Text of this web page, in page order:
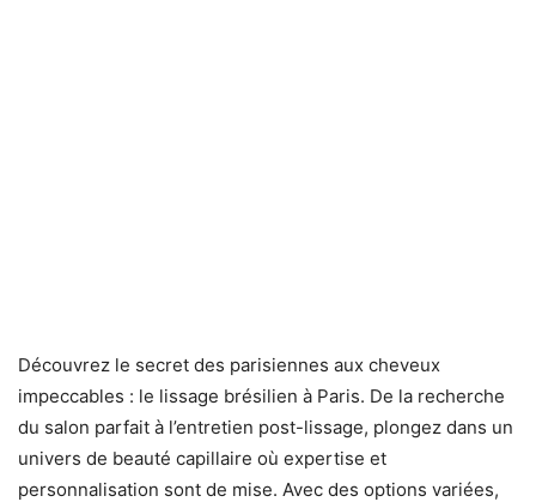
Découvrez le secret des parisiennes aux cheveux
impeccables : le lissage brésilien à Paris. De la recherche
du salon parfait à l’entretien post-lissage, plongez dans un
univers de beauté capillaire où expertise et
personnalisation sont de mise. Avec des options variées,